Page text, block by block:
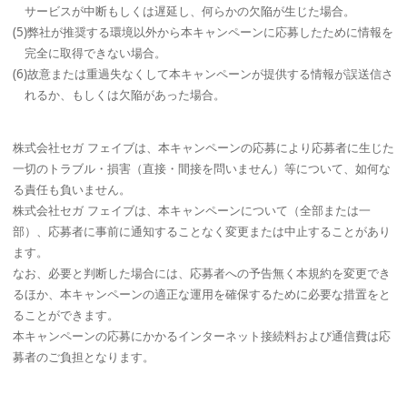
サービスが中断もしくは遅延し、何らかの欠陥が生じた場合。
(5)弊社が推奨する環境以外から本キャンペーンに応募したために情報を
完全に取得できない場合。
(6)故意または重過失なくして本キャンペーンが提供する情報が誤送信さ
れるか、もしくは欠陥があった場合。
株式会社セガ フェイブは、本キャンペーンの応募により応募者に生じた
一切のトラブル・損害（直接・間接を問いません）等について、如何な
る責任も負いません。
株式会社セガ フェイブは、本キャンペーンについて（全部または一
部）、応募者に事前に通知することなく変更または中止することがあり
ます。
なお、必要と判断した場合には、応募者への予告無く本規約を変更でき
るほか、本キャンペーンの適正な運用を確保するために必要な措置をと
ることができます。
本キャンペーンの応募にかかるインターネット接続料および通信費は応
募者のご負担となります。